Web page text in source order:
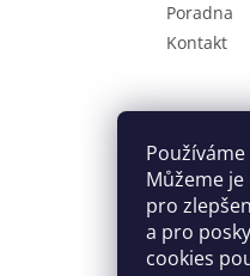
Používáme
Můžeme
pro
a pro
cookies
Poradna
Kontakt